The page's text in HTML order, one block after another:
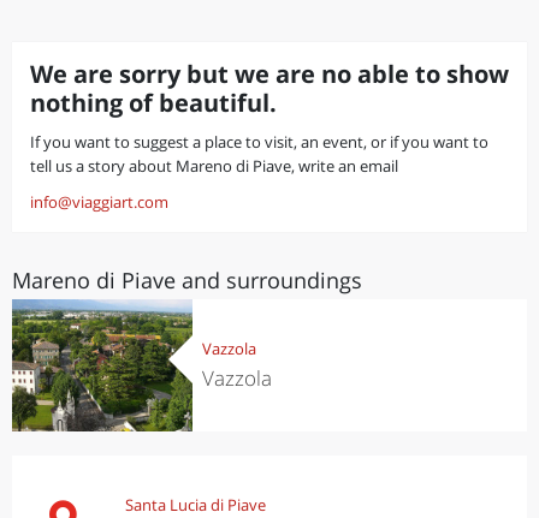
We are sorry but we are no able to show
nothing of beautiful.
If you want to suggest a place to visit, an event, or if you want to
tell us a story about Mareno di Piave, write an email
info@viaggiart.com
Mareno di Piave and surroundings
Vazzola
Vazzola
Santa Lucia di Piave